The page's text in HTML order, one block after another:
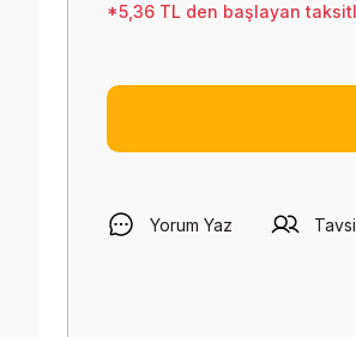
*5,36 TL den başlayan
Yorum Yaz